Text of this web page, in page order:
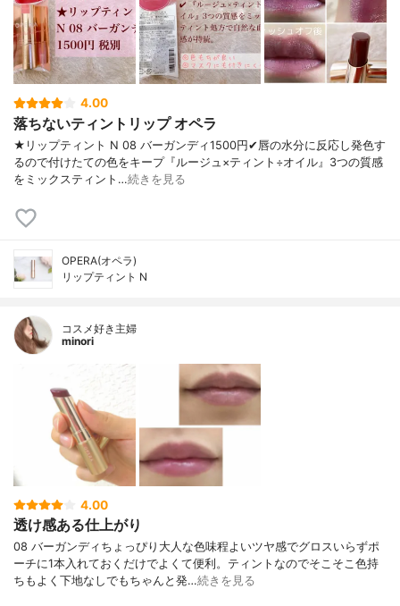
4.00
落ちないティントリップ オペラ
★リップティント N 08 バーガンディ1500円✔︎唇の水分に反応し発色す
るので付けたての色をキープ『ルージュ×ティント÷オイル』3つの質感
をミックスティント…続きを見る
OPERA(オペラ)
リップティント N
コスメ好き主婦
minori
4.00
透け感ある仕上がり
08 バーガンディちょっぴり大人な色味程よいツヤ感でグロスいらずポ
ーチに1本入れておくだけでよくて便利。ティントなのでそこそこ色持
ちもよく下地なしでもちゃんと発…続きを見る